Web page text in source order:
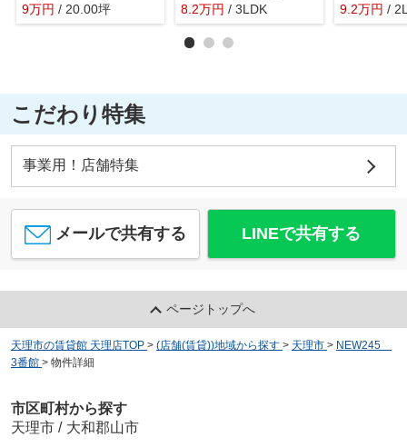
9万円 / 20.00坪
8.2万円 / 3LDK
9.2万円 /
こだわり特集
事業用！店舗特集
メールで共有する LINEで共有する
ページトップへ
天理市の賃貸館 天理店TOP > (店舗(賃貸))地域から探す > 天理市 > NEW245
3番館 > 物件詳細
市区町村から探す
天理市 / 大和郡山市